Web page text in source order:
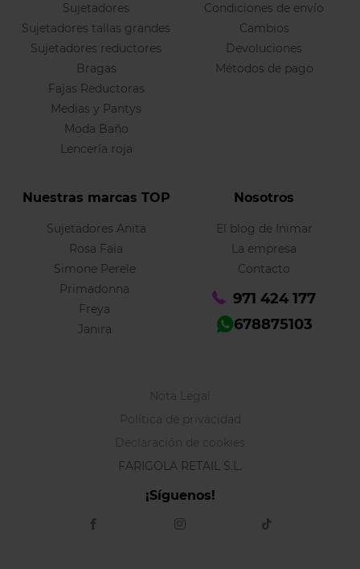
Sujetadores
Sujetadores tallas grandes
Sujetadores reductores
Bragas
Fajas Reductoras
Medias y Pantys
Moda Baño
Lencería roja
Condiciones de envío
Cambios
Devoluciones
Métodos de pago
Nuestras marcas TOP
Sujetadores Anita
Rosa Faia
Simone Perele
Primadonna
Freya
Janira
Nosotros
El blog de Inimar
La empresa
Contacto
971 424 177
678875103
Nota Legal
Política de privacidad
Declaración de cookies
FARIGOLA RETAIL S.L.
¡Síguenos!